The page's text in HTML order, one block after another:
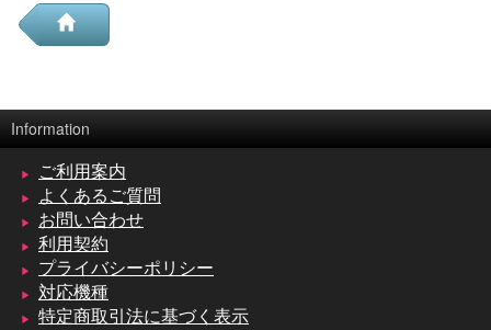
Information
ご利用案内
よくあるご質問
お問い合わせ
利用契約
プライバシーポリシー
対応機種
特定商取引法に基づく表示